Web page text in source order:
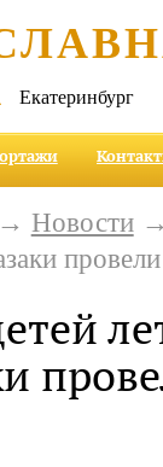
Екатеринбург
→ Новости→